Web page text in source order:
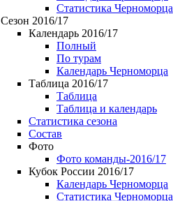
Статистика Черноморца
Сезон 2016/17
Календарь 2016/17
Полный
По турам
Календарь Черноморца
Таблица 2016/17
Таблица
Таблица и календарь
Статистика сезона
Состав
Фото
Фото команды-2016/17
Кубок России 2016/17
Календарь Черноморца
Статистика Черноморца